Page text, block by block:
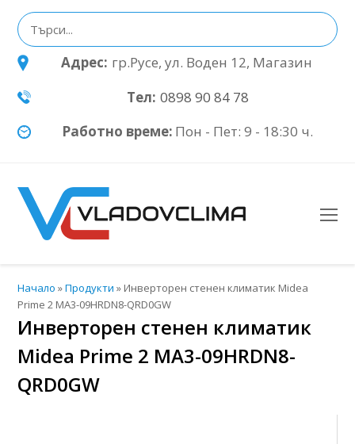
Адрес: гр.Русе, ул. Воден 12, Магазин
Тел: 0898 90 84 78
Работно време: Пон - Пет: 9 - 18:30 ч.
Начало »Продукти » Инверторен стенен климатик Midea
Prime 2 MA3-09HRDN8-QRD0GW
Инверторен стенен климатик
Midea Prime 2 MA3-09HRDN8-
QRD0GW